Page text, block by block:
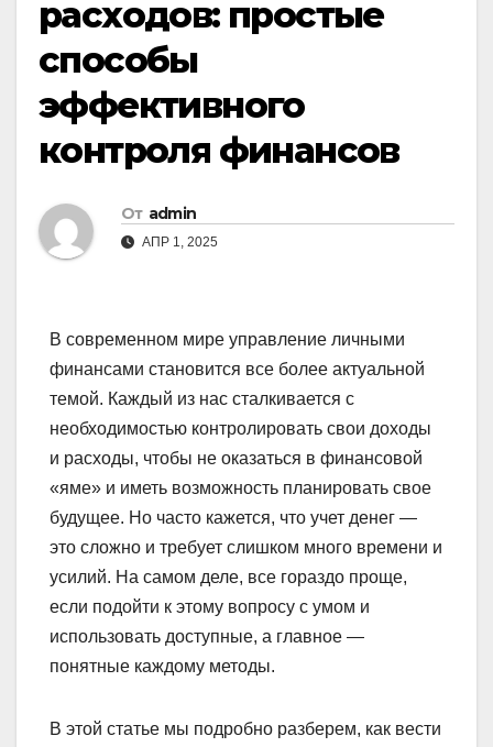
расходов: простые
способы
эффективного
контроля финансов
От admin
АПР 1, 2025
В современном мире управление личными
финансами становится все более актуальной
темой. Каждый из нас сталкивается с
необходимостью контролировать свои доходы
и расходы, чтобы не оказаться в финансовой
«яме» и иметь возможность планировать свое
будущее. Но часто кажется, что учет денег —
это сложно и требует слишком много времени и
усилий. На самом деле, все гораздо проще,
если подойти к этому вопросу с умом и
использовать доступные, а главное —
понятные каждому методы.
В этой статье мы подробно разберем, как вести